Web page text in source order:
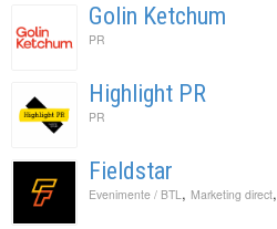
Golin Ketchum
PR
Highlight PR
PR
Fieldstar
Evenimente / BTL , Marketing direct,